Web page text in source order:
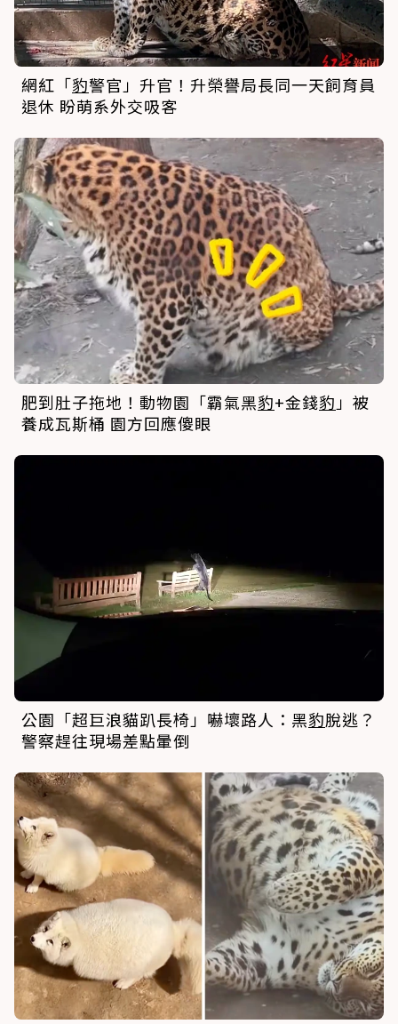
網紅「豹警官」升官！升榮譽局長同一天飼育員
退休 盼萌系外交吸客
肥到肚子拖地！動物園「霸氣黑豹+金錢豹 」被
養成瓦斯桶 園方回應傻眼
公園「超巨浪貓趴長椅」嚇壞路人：黑豹脫逃？
警察趕往現場差點暈倒